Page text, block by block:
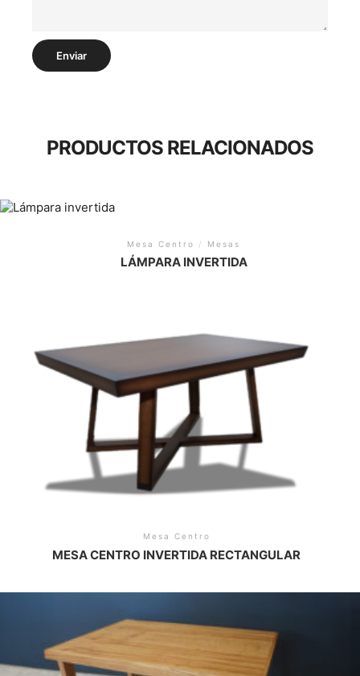
PRODUCTOS RELACIONADOS
Mesa Centro / Mesas
LÁMPARA INVERTIDA
Mesa Centro
MESA CENTRO INVERTIDA RECTANGULAR